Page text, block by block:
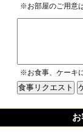
※お部屋のご用意
※お食事、ケーキ